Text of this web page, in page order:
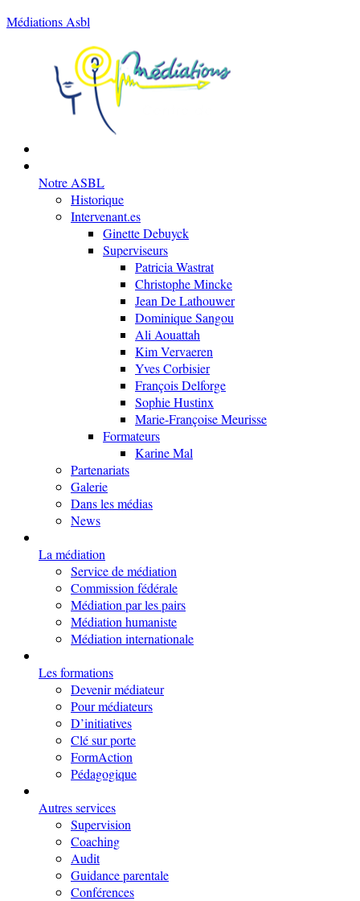
Médiations Asbl
Notre ASBL
Historique
Intervenant.es
Ginette Debuyck
Superviseurs
Patricia Wastrat
Christophe Mincke
Jean De Lathouwer
Dominique Sangou
Ali Aouattah
Kim Vervaeren
Yves Corbisier
François Delforge
Sophie Hustinx
Marie-Françoise Meurisse
Formateurs
Karine Mal
Partenariats
Galerie
Dans les médias
News
La médiation
Service de médiation
Commission fédérale
Médiation par les pairs
Médiation humaniste
Médiation internationale
Les formations
Devenir médiateur
Pour médiateurs
D’initiatives
Clé sur porte
FormAction
Pédagogique
Autres services
Supervision
Coaching
Audit
Guidance parentale
Conférences